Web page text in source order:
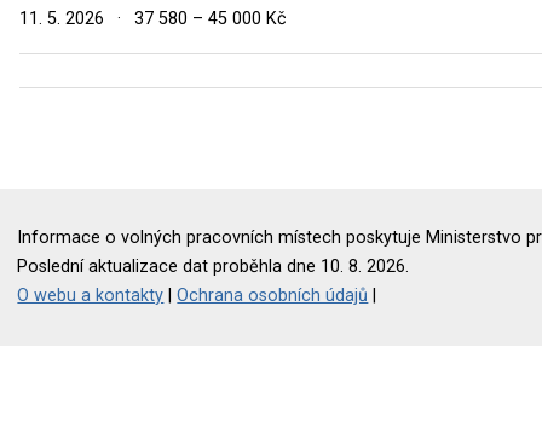
11. 5. 2026
· 37 580 – 45 000 Kč
Informace o volných pracovních místech poskytuje Ministerstvo
Poslední aktualizace dat proběhla dne 10. 8. 2026.
O webu a kontakty |Ochrana osobních údajů